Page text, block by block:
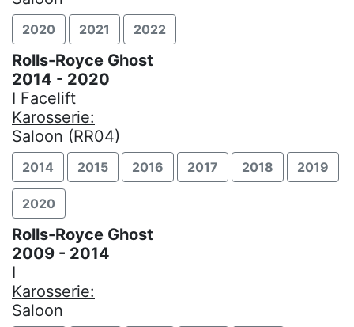
2020 2021 2022
Rolls-Royce Ghost
2014 - 2020
I Facelift
Karosserie:
Saloon (RR04)
2014 2015 2016 2017 2018 2019
2020
Rolls-Royce Ghost
2009 - 2014
I
Karosserie:
Saloon